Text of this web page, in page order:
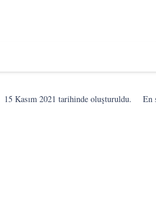
15 Kasım 2021 tarihinde oluşturuldu. En